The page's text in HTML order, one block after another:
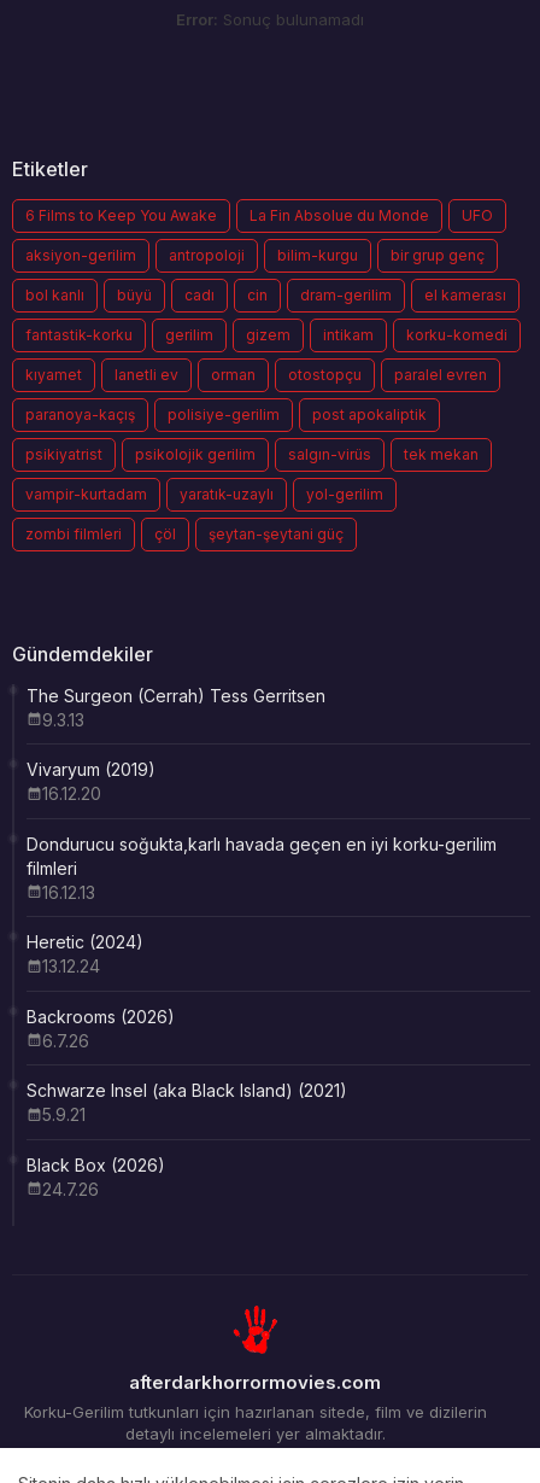
Error: Sonuç bulunamadı
Etiketler
6 Films to Keep You Awake La Fin Absolue du Monde UFO
aksiyon-gerilim antropoloji bilim-kurgu bir grup genç
bol kanlı büyü cadı cin dram-gerilim el kamerası
fantastik-korku gerilim gizem intikam korku-komedi
kıyamet lanetli ev orman otostopçu paralel evren
paranoya-kaçış polisiye-gerilim post apokaliptik
psikiyatrist psikolojik gerilim salgın-virüs tek mekan
vampir-kurtadam yaratık-uzaylı yol-gerilim
zombi filmleri çöl şeytan-şeytani güç
Gündemdekiler
The Surgeon (Cerrah) Tess Gerritsen
9.3.13
Vivaryum (2019)
16.12.20
Dondurucu soğukta,karlı havada geçen en iyi korku-gerilim
filmleri
16.12.13
Heretic (2024)
13.12.24
Backrooms (2026)
6.7.26
Schwarze Insel (aka Black Island) (2021)
5.9.21
Black Box (2026)
24.7.26
afterdarkhorrormovies.com
Korku-Gerilim tutkunları için hazırlanan sitede, film ve dizilerin
detaylı incelemeleri yer almaktadır.